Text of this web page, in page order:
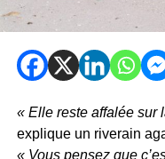
« Elle reste affalée sur
explique un riverain
« Vous pensez que